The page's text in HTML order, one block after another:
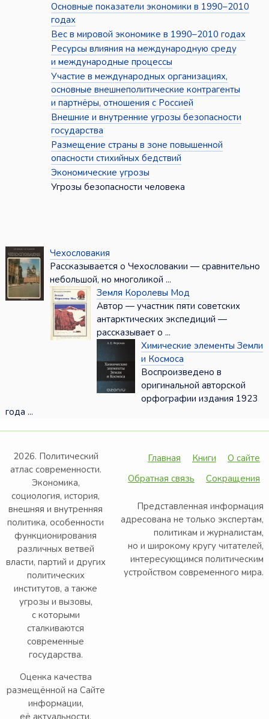
Основные показатели экономики в 1990–2010
годах
Вес в мировой экономике в 1990–2010 годах
Ресурсы влияния на международную среду
и международные процессы
Участие в международных организациях,
основные внешнеполитические контрагенты
и партнёры, отношения с Россией
Внешние и внутренние угрозы безопасности
государства
Размещение страны в зоне повышенной
опасности стихийных бедствий
Экономические угрозы
Угрозы безопасности человека
Чехословакия
Рассказывается о Чехословакии — сравнительно
небольшой, но многоликой ...
Земля Королевы Мод
Автор — участник пяти советских
антарктических экспедиций —
рассказывает о ...
Химические элементы Земли
и Космоса
Воспроизведено в
оригинальной авторской
орфографии издания 1923
года ...
2026. Политический
атлас современности.
Экономика,
социология, история,
внешняя и внутренняя
политика, особенности
функционирования
различных ветвей
власти, партий и других
политических
институтов, а также
угрозы и вызовы,
с которыми
сталкиваются
современные
государства.
Оценка качества
размещённой на Сайте
информации,
Главная Книги
О сайте
Обратная связь
Сокращения
Представленная информация
адресована не только экспертам,
политикам и журналистам,
но и широкому кругу читателей,
интересующимся политическим
устройством современного мира.